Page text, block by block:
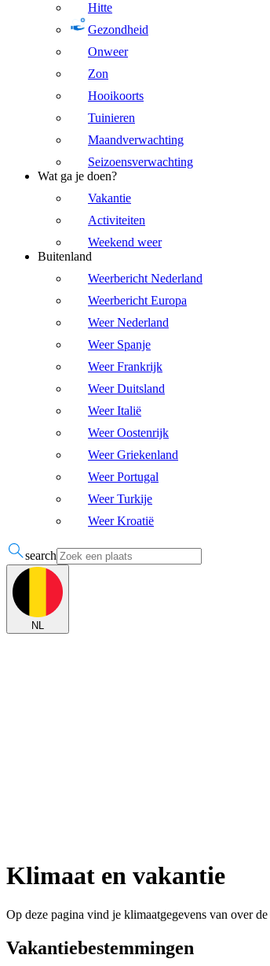
Hitte
Gezondheid
Onweer
Zon
Hooikoorts
Tuinieren
Maandverwachting
Seizoensverwachting
Wat ga je doen?
Vakantie
Activiteiten
Weekend weer
Buitenland
Weerbericht Nederland
Weerbericht Europa
Weer Nederland
Weer Spanje
Weer Frankrijk
Weer Duitsland
Weer Italië
Weer Oostenrijk
Weer Griekenland
Weer Portugal
Weer Turkije
Weer Kroatië
search
NL
Klimaat en vakantie
Op deze pagina vind je klimaatgegevens van over
Vakantiebestemmingen